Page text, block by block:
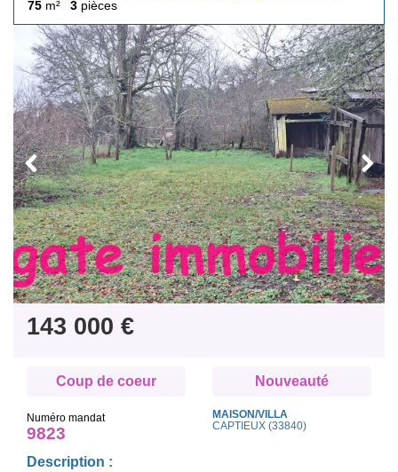
75 m² 3 pièces
143 000 €
Coup de coeur Nouveauté
Numéro mandat
9823
MAISON/VILLA
CAPTIEUX (33840)
Description :